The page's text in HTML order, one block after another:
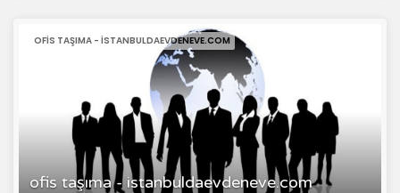
ofis taşıma - istanbuldaevdeneve.com
OFIS TAŞIMA - ISTANBULDAEVDENEVE.COM